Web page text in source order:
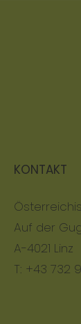
KONTAKT
Auf der
A-4021 Linz
T: +43 732